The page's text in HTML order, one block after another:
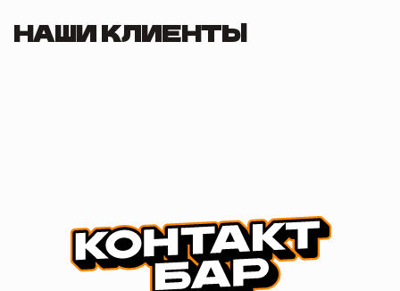
НАШИ КЛИЕНТЫ